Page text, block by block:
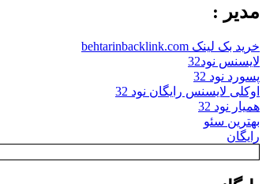
مدیر :
خرید بک لینک behtarinbacklink.com
لایسنس نود32
پسورد نود 32
اوکلی لایسنس رایگان نود 32
همیار نود 32
بهترین سئو
رایگان